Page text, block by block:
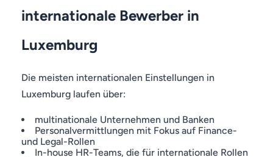
internationale Bewerber in
Luxemburg
Die meisten internationalen Einstellungen in
Luxemburg laufen über:
multinationale Unternehmen und Banken
Personalvermittlungen mit Fokus auf Finance-
und Legal-Rollen
In-house HR-Teams, die für internationale Rollen